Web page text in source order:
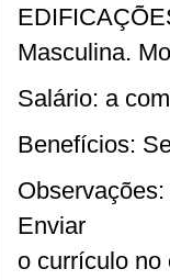
Masculina.
Salário: a
Benefícios:
Enviar
o currículo no